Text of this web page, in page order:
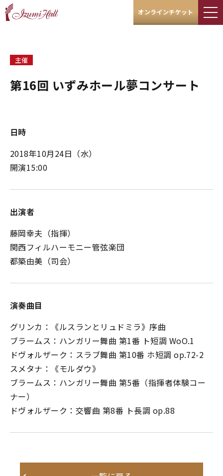
オンラインチケット
主催
第16回 いずみホール夢コンサート
日時
2018年10月24日（水）
開演15:00
出演者
藤岡幸夫（指揮）
関西フィルハーモニー管弦楽団
都築由美（司会）
演奏曲目
グリンカ：《ルスランとリュドミラ》序曲
ブラームス：ハンガリー舞曲 第1番 ト短調 WoO.1
ドヴォルザーク：スラブ舞曲 第10番 ホ短調 op.72-2
スメタナ：《モルダウ》
ブラームス：ハンガリー舞曲 第5番（指揮者体験コー
ナー）
ドヴォルザーク：交響曲 第8番 ト長調 op.88